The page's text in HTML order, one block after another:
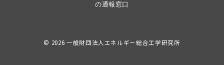
の通報窓口
© 2026 一般財団法人エネルギー総合工学研究所